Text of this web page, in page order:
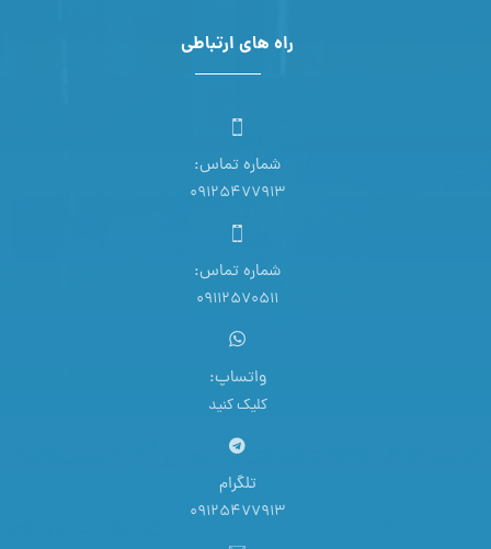
راه های ارتباطی
شماره تماس:
09125477913
شماره تماس:
09112570511
واتساپ:
کلیک کنید
تلگرام
09125477913